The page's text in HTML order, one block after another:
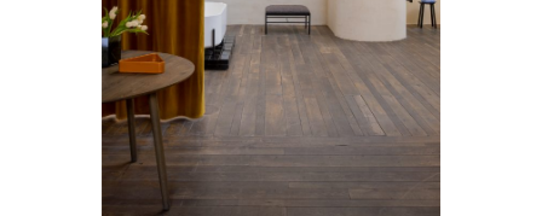
Collezione Nouveau
Origami Collection
Collezione Plateau
Collezione Rest
Collezione Ribbon